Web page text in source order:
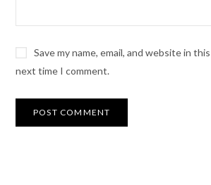
Save my name, email, and website in
next time I comment.